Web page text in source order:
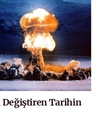
Değiştiren Tarihin